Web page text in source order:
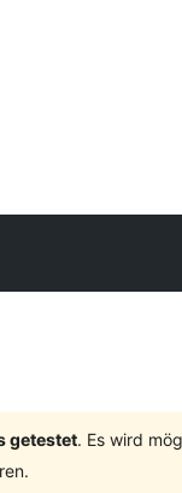
getestet. Es wird